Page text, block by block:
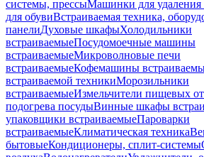
системы, прессыМашинки для удаления
для обувиВстраиваемая техника,
панелиДуховые шкафыХолодильники
встраиваемыеПосудомоечные машины
встраиваемыеМикроволновые печи
встраиваемыеКофемашины
встраиваемой техникиМорозильники
встраиваемыеИзмельчители пищевых
подогрева посудыВинные шкафы
упаковщики встраиваемыеПароварки
встраиваемыеКлиматическая техника
бытовыеКондиционеры, сплит-системы